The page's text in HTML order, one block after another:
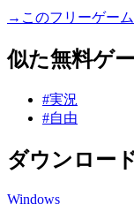
→このフリーゲー
似た無料ゲ
#実況
#自由
ダウンロー
Windows